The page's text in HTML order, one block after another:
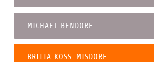
MICHAEL BENDORF
BRITTA KOSS-MISDORF